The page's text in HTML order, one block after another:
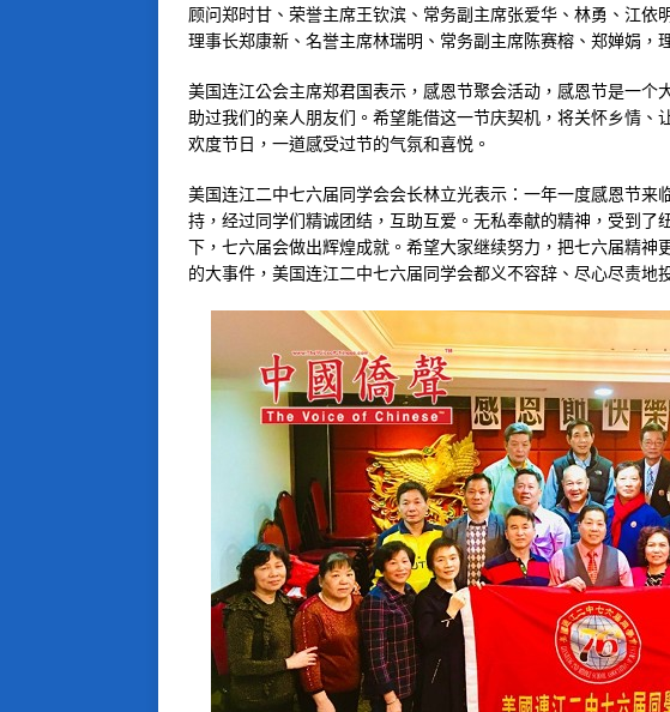
顾问郑时甘、荣誉主席王钦滨、常务副主席张爱华、林勇、江依
理事长郑康新、名誉主席林瑞明、常务副主席陈赛榕、郑婵娟，
美国连江公会主席郑君国表示，感恩节聚会活动，感恩节是一个
助过我们的亲人朋友们。希望能借这一节庆契机，将关怀乡情、
欢度节日，一道感受过节的气氛和喜悦。
美国连江二中七六届同学会会长林立光表示：一年一度感恩节来
持，经过同学们精诚团结，互助互爱。无私奉献的精神，受到了
下，七六届会做出辉煌成就。希望大家继续努力，把七六届精神
的大事件，美国连江二中七六届同学会都义不容辞、尽心尽责地